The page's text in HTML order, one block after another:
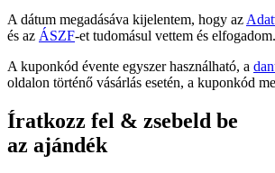
A dátum megadásáva kijelentem, hogy az
és az ÁSZF-et tudomásul vettem és elfogadom.
A kuponkód évente egyszer használható, a
oldalon történő vásárlás esetén, a kuponkód
Íratkozz fel & zsebeld be
az ajándék